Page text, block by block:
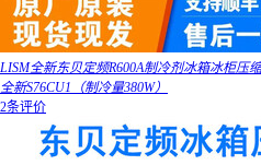
LISM全新东贝定频R600A制冷剂冰箱冰柜压缩
全新S76CU1（制冷量380W）
2条评价